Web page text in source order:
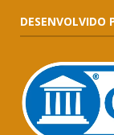
DESENVOLVIDO